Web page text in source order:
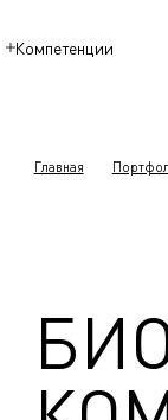
Компетенции
Главная